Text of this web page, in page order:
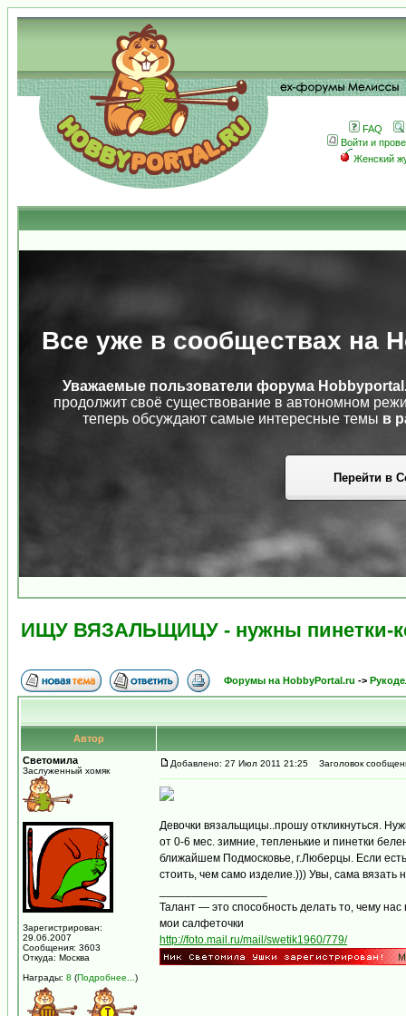
FAQ
Войти и
Женский
Все уже в сообществах на
Уважаемые пользователи форума
продолжит своё существование в автономном
теперь обсуждают самые интересные темы в
Перейти в
ИЩУ ВЯЗАЛЬЩИЦУ - нужны пинетки-
Форумы на HobbyPortal.ru ->
Автор
Светомила
Заслуженный хомяк
Зарегистрирован:
29.06.2007
Сообщения: 3603
Откуда: Москва
Награды: 8 (Подробнее... )
Добавлено: 27 Июл 2011 21:25 Заголовок
Девочки вязальщицы..прошу откликнуться.
от 0-6 мес. зимние, тепленькие и пинетки
ближайшем Подмосковье, г.Люберцы. Если
стоить, чем само изделие.))) Увы, сама
Талант — это способность делать то, чему нас
мои салфеточки
http://foto.mail.ru/mail/swetik1960/779/